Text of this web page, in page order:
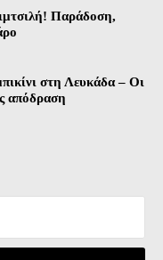
Παράδοση,
στη Λευκάδα – Οι
απόδραση